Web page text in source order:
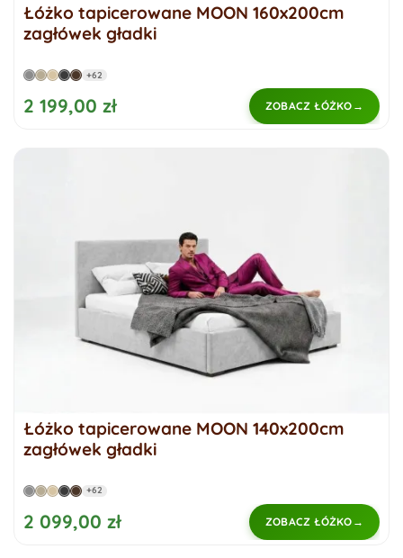
Łóżko tapicerowane MOON 160x200cm
zagłówek gładki
+62
2 199,00 zł ZOBACZ ŁÓŻKO
Łóżko tapicerowane MOON 140x200cm
zagłówek gładki
+62
2 099,00 zł ZOBACZ ŁÓŻKO